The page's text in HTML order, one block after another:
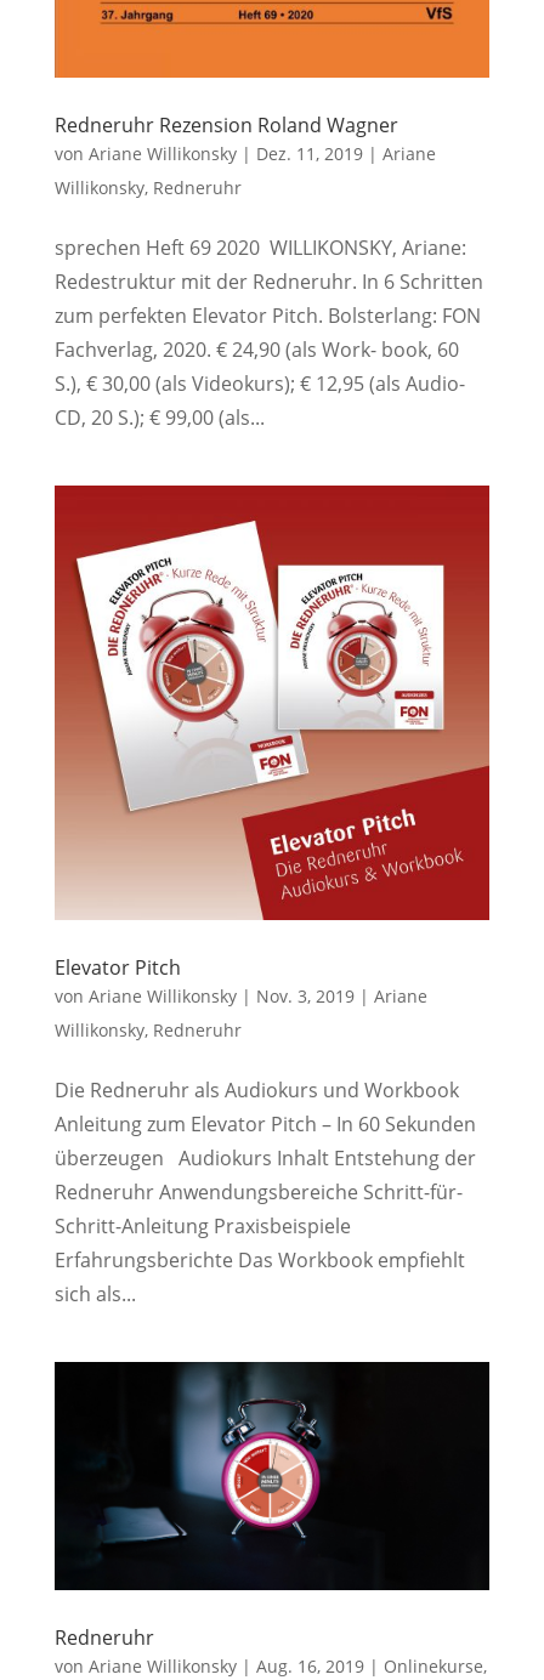
Redneruhr Rezension Roland Wagner
von Ariane Willikonsky| Dez. 11, 2019| Ariane
Willikonsky, Redneruhr
sprechen Heft 69 2020 WILLIKONSKY, Ariane:
Redestruktur mit der Redneruhr. In 6 Schritten
zum perfekten Elevator Pitch. Bolsterlang: FON
Fachverlag, 2020. € 24,90 (als Work- book, 60
S.), € 30,00 (als Videokurs); € 12,95 (als Audio-
CD, 20 S.); € 99,00 (als...
Elevator Pitch
von Ariane Willikonsky| Nov. 3, 2019| Ariane
Willikonsky, Redneruhr
Die Redneruhr als Audiokurs und Workbook
Anleitung zum Elevator Pitch – In 60 Sekunden
überzeugen Audiokurs Inhalt Entstehung der
Redneruhr Anwendungsbereiche Schritt-für-
Schritt-Anleitung Praxisbeispiele
Erfahrungsberichte Das Workbook empfiehlt
sich als...
Redneruhr
von Ariane Willikonsky| Aug. 16, 2019| Onlinekurse,